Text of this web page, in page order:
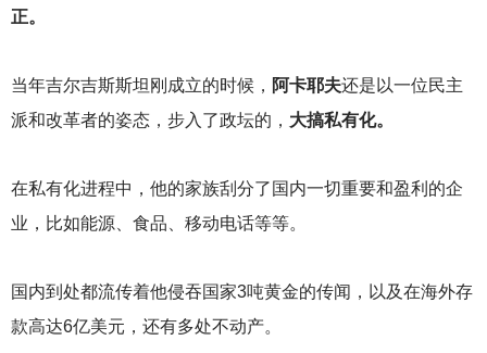
正。
当年吉尔吉斯斯坦刚成立的时候， 阿卡耶夫还是以一位民主
派和改革者的姿态，步入了政坛的， 大搞私有化。
在私有化进程中，他的家族刮分了国内一切重要和盈利的企
业，比如能源、食品、移动电话等等。
国内到处都流传着他侵吞国家3吨黄金的传闻，以及在海外存
款高达6亿美元，还有多处不动产。